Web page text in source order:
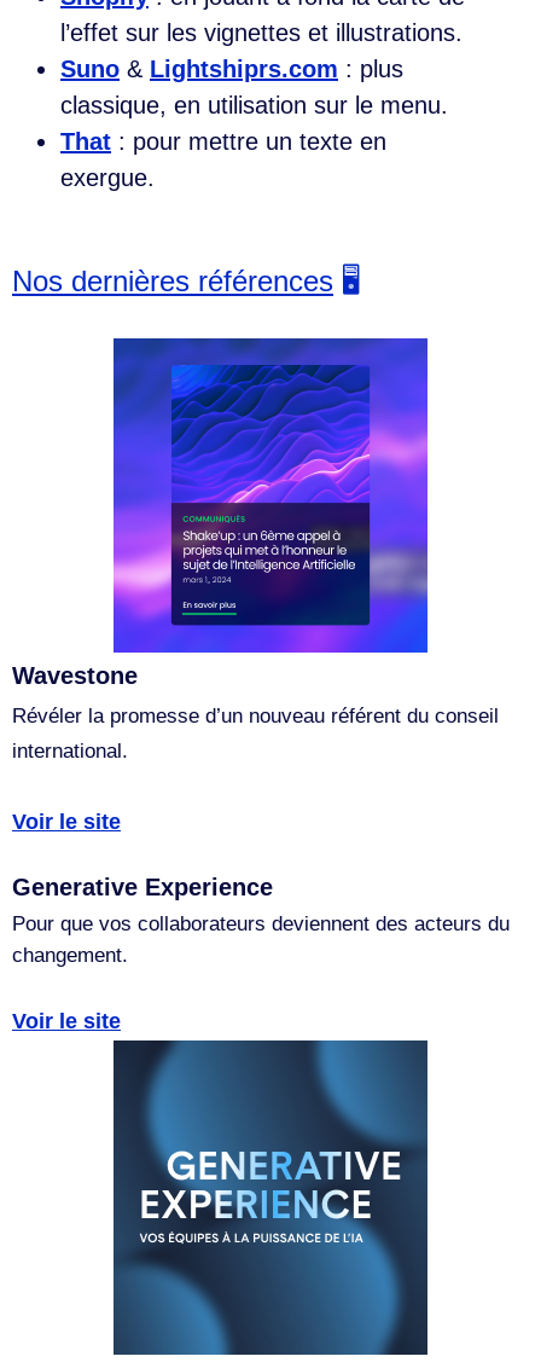
l’effet sur les vignettes et illustrations.
Suno & Lightshiprs.com : plus
classique, en utilisation sur le menu.
That : pour mettre un texte en
exergue.
Nos dernières références 🖥️
Wavestone
Révéler la promesse d’un nouveau référent du conseil
international.
Voir le site
Generative Experience
Pour que vos collaborateurs deviennent des acteurs du
changement.
Voir le site